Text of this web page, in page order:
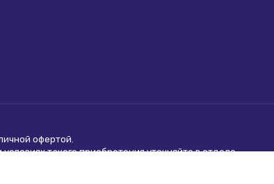
офертой.
такого приобретения уточняйте в отделе